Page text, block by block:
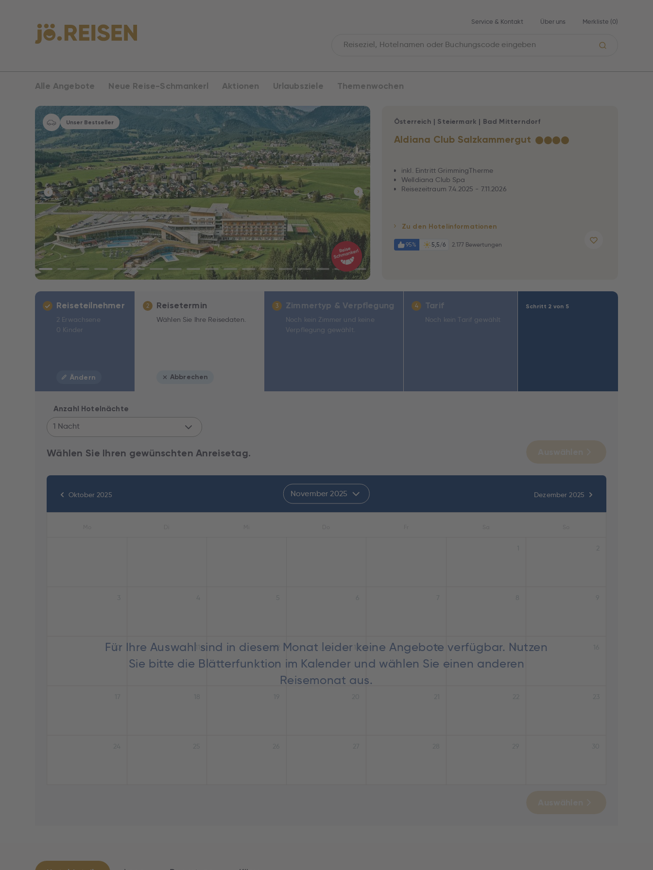
Service & Kontakt Über uns Merkliste (0)
Alle Angebote Neue Reise-Schmankerl Aktionen Urlaubsziele Themenwochen
Unser Bestseller
Aldiana Club Salzkammergut ★★★★
Österreich | Steiermark | Bad Mitterndorf
inkl. Eintritt GrimmingTherme
Welldiana Club Spa
Reisezeitraum 7.4.2025 - 7.11.2026
Zu den Hotelinformationen
95% 5,5/6 2.177 Bewertungen
Schritt 2 von 5
Reiseteilnehmer
2 Erwachsene
0 Kinder
Ändern
2 Reisetermin
Wählen Sie Ihre Reisedaten.
Abbrechen
Anzahl Hotelnächte
1 Nacht
Wählen Sie Ihren gewünschten Anreisetag.
Oktober 2025 November 2025 Dezember 2025
Für Ihre Auswahl sind in diesem Monat leider keine Angebote verfügbar. Nutzen
Sie bitte die Blätterfunktion im Kalender und wählen Sie einen anderen
Reisemonat aus.
10 12 13 14 15
3 Zimmertyp & Verpflegung
Noch kein Zimmer und keine
Verpflegung gewählt.
4 Tarif
Noch kein Tarif gewählt